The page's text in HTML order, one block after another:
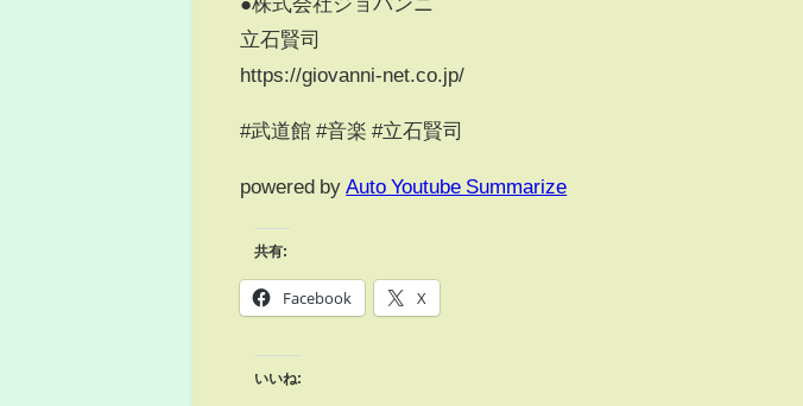
立石賢司
https://giovanni-net.co.jp/
#武道館 #音楽 #立石賢司
powered by Auto Youtube Summarize
共有:
Facebook X
いいね: